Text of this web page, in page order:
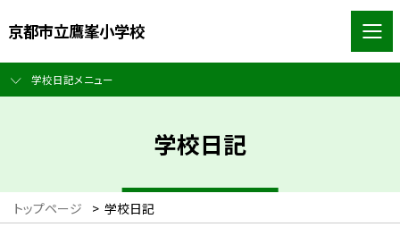
京都市立鷹峯小学校
学校日記メニュー
学校日記
トップページ > 学校日記